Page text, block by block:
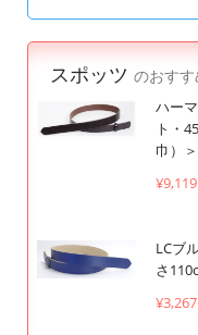
スポッツ のおす
ハー
ト・
巾）＞
LCブ
さ